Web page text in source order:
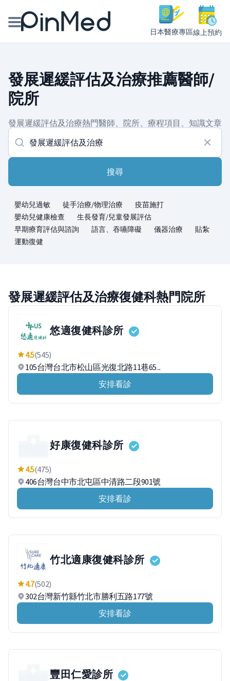
日本醫療專區線上預約
醫師專欄專訪
健康主題館
我是醫療人員
發展遲緩評估及治療推薦醫師/
院所
發展遲緩評估及治療熱門醫師、院所、療程項目、知識文章
搜尋
嬰幼兒過敏 徒手治療/物理治療
疫苗施打
嬰幼兒健康檢查
生長發育/兒童發展評估
早期療育評估與諮詢
語言、吞嚥障礙 儀器治療
貼紮
運動復健
發展遲緩評估及治療復健科熱門院所
悠適復健科診所
4.5(545)
105台灣台北市松山區光復北路11巷65...
安排看診
好康復健科診所
4.5(475)
406台灣台中市北屯區中清路二段901號
安排看診
竹北適康復健科診所
4.7(502)
302台灣新竹縣竹北市勝利五路177號
安排看診
豐田仁愛診所